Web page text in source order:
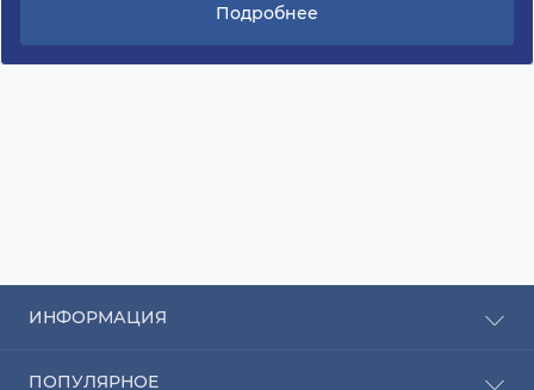
Подробнее
ИНФОРМАЦИЯ
ПОПУЛЯРНОЕ